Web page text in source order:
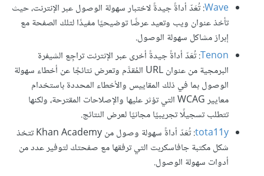
Wave: تُعَدّ أداةً جيدةً لاختبار سهولة الوصول عبر الإنترنت، حيث
تأخذ عنوان ويب وتعيد عرضًا توضيحيًا مفيدًا لتلك الصفحة مع
إبراز مشاكل سهولة الوصول.
Tenon: تُعَدّ أداةً جيدةً أخرى عبر الإنترنت تراجِع الشيفرة
البرمجية من عنوان URL المُقدَّم وتعرض نتائجًا عن أخطاء سهولة
الوصول بما في ذلك المقاييس والأخطاء المحددة باستخدام
معايير WCAG التي تؤثر عليها والإصلاحات المقترحة، ولكنها
تتطلب تسجيلًا تجريبيًا مجانيًا لعرض النتائج.
tota11y
: تُعَدّ أداةً سهولة وصول من Khan Academy تتخذ
شكل مكتبة جافاسكربت التي ترفقها مع صفحتك لتوفير عدد من
أدوات سهولة الوصول.